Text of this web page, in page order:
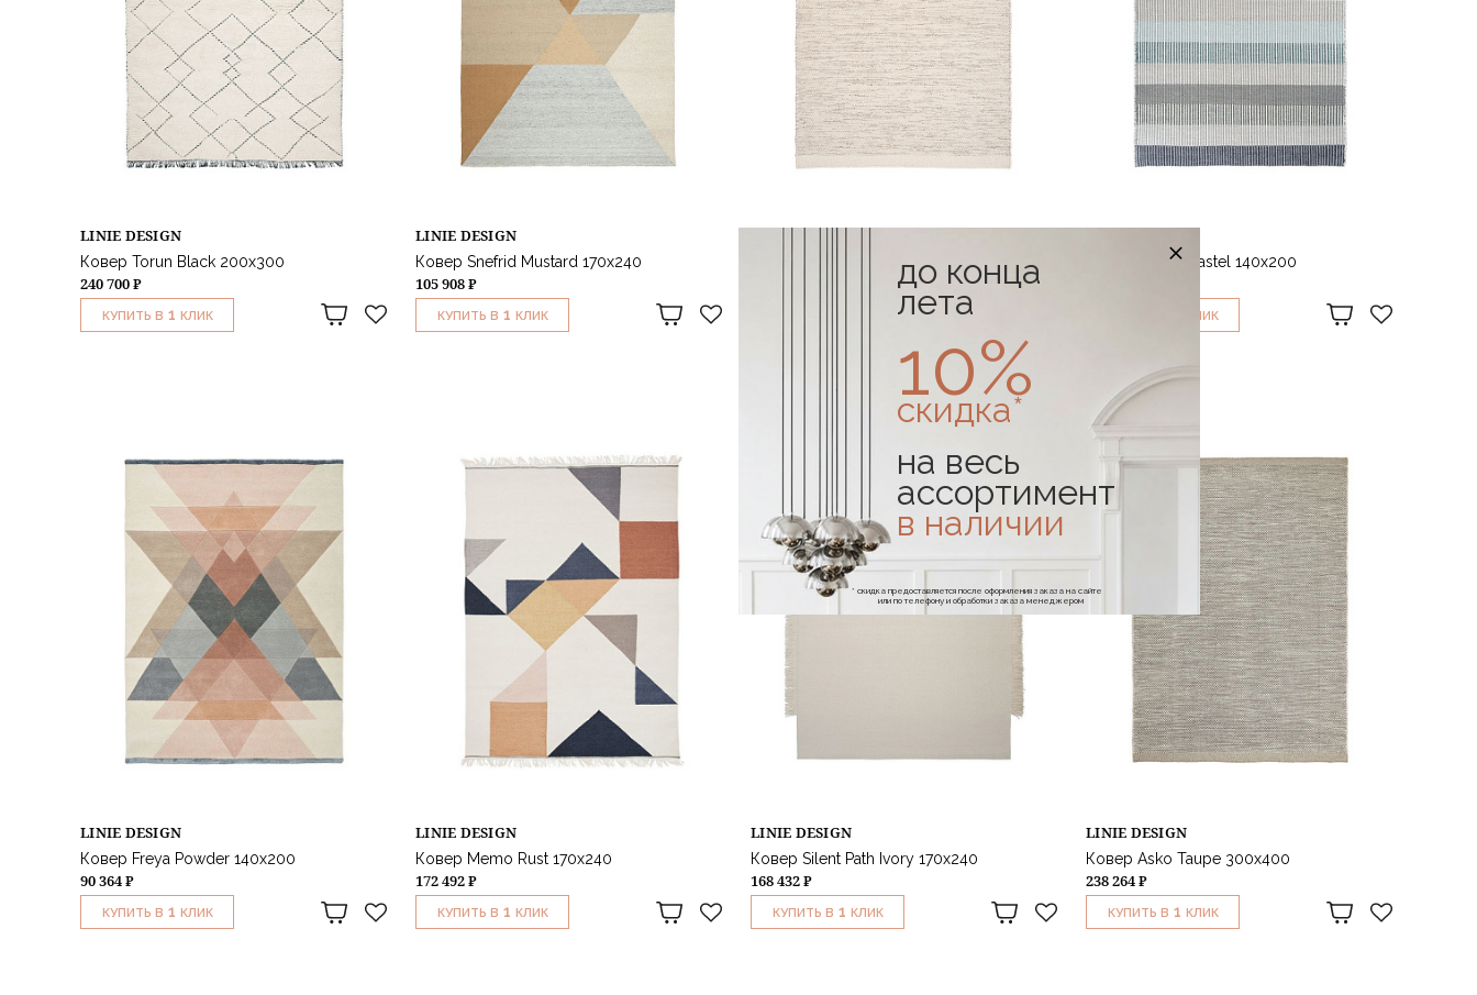
LINIE DESIGN
Ковер Torun Black 200х300
240 700 ₽
КУПИТЬ В 1 КЛИК
LINIE DESIGN
Ковер Snefrid Mustard 170х240
105 908 ₽
КУПИТЬ В 1 КЛИК
Ковер Asko Off White 200x300 Ковер Devise Pastel 140x200
КЛИК
LINIE DESIGN
Ковер Freya Powder 140x200
90 364 ₽
КУПИТЬ В 1 КЛИК
LINIE DESIGN
Ковер Memo Rust 170x240
172 492 ₽
КУПИТЬ В 1 КЛИК
LINIE DESIGN
Ковер Silent Path Ivory 170x240
168 432 ₽
КУПИТЬ В 1 КЛИК
LINIE DESIGN
Ковер Asko Taupe 300x400
238 264 ₽
КУПИТЬ В 1 КЛИК
до конца
лета
10%
скидка*
на весь
ассортимент
в наличии
* скидка предоставляется после оформления заказа на сайте
или по телефону и обработки заказа менеджером